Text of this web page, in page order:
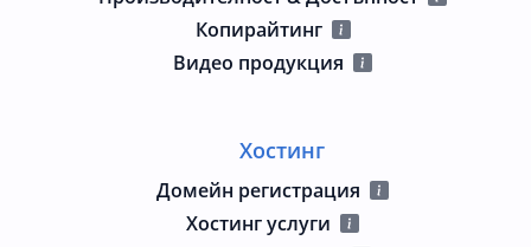
Копирайтинг
Видео продукция
Хостинг
Домейн регистрация
Хостинг услуги